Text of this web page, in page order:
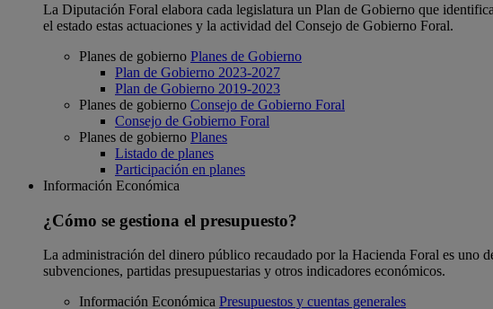
La Diputación Foral elabora cada legislatura un Plan de Gobierno que
el estado estas actuaciones y la actividad del Consejo de Gobierno Foral.
Planes de gobierno Planes de Gobierno
Plan de Gobierno 2023-2027
Plan de Gobierno 2019-2023
Planes de gobierno Consejo de Gobierno Foral
Consejo de Gobierno Foral
Planes de gobierno Planes
Listado de planes
Participación en planes
Información Económica
¿Cómo se gestiona el presupuesto?
La administración del dinero público recaudado por la Hacienda Foral es uno
subvenciones, partidas presupuestarias y otros indicadores económicos.
Información Económica Presupuestos y cuentas generales